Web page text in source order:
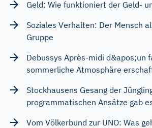
Geld: Wie funktioniert der Geld-
Soziales Verhalten: Der Mensch
Gruppe
Debussys Après-midi d&apos;un
sommerliche Atmosphäre
Stockhausens Gesang der
programmatischen Ansätze gab
Vom Völkerbund zur UNO: Was